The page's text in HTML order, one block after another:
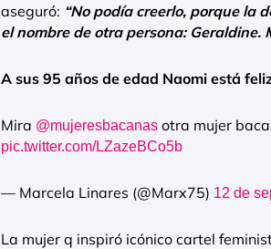
aseguró: “No podía creerlo, porque la
el nombre de otra persona: Geraldine.
A sus 95 años de edad Naomi está
Mira @mujeresbacanas otra mujer
pic.twitter.com/LZazeBCo5b
— Marcela Linares (@Marx75) 12 de
La mujer q inspiró icónico cartel